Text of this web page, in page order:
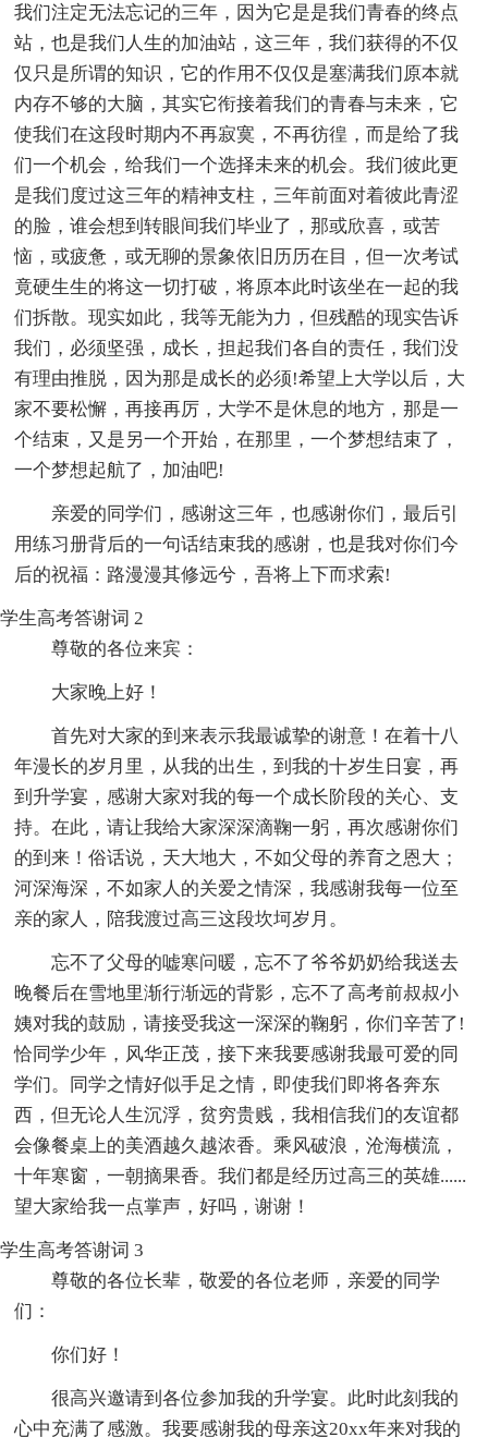
我们注定无法忘记的三年，因为它是是我们青春的终点
站，也是我们人生的加油站，这三年，我们获得的不仅
仅只是所谓的知识，它的作用不仅仅是塞满我们原本就
内存不够的大脑，其实它衔接着我们的青春与未来，它
使我们在这段时期内不再寂寞，不再彷徨，而是给了我
们一个机会，给我们一个选择未来的机会。我们彼此更
是我们度过这三年的精神支柱，三年前面对着彼此青涩
的脸，谁会想到转眼间我们毕业了，那或欣喜，或苦
恼，或疲惫，或无聊的景象依旧历历在目，但一次考试
竟硬生生的将这一切打破，将原本此时该坐在一起的我
们拆散。现实如此，我等无能为力，但残酷的现实告诉
我们，必须坚强，成长，担起我们各自的责任，我们没
有理由推脱，因为那是成长的必须!希望上大学以后，大
家不要松懈，再接再厉，大学不是休息的地方，那是一
个结束，又是另一个开始，在那里，一个梦想结束了，
一个梦想起航了，加油吧!
亲爱的同学们，感谢这三年，也感谢你们，最后引
用练习册背后的一句话结束我的感谢，也是我对你们今
后的祝福：路漫漫其修远兮，吾将上下而求索!
学生高考答谢词 2
尊敬的各位来宾：
大家晚上好！
首先对大家的到来表示我最诚挚的谢意！在着十八
年漫长的岁月里，从我的出生，到我的十岁生日宴，再
到升学宴，感谢大家对我的每一个成长阶段的关心、支
持。在此，请让我给大家深深滴鞠一躬，再次感谢你们
的到来！俗话说，天大地大，不如父母的养育之恩大；
河深海深，不如家人的关爱之情深，我感谢我每一位至
亲的家人，陪我渡过高三这段坎坷岁月。
忘不了父母的嘘寒问暖，忘不了爷爷奶奶给我送去
晚餐后在雪地里渐行渐远的背影，忘不了高考前叔叔小
姨对我的鼓励，请接受我这一深深的鞠躬，你们辛苦了!
恰同学少年，风华正茂，接下来我要感谢我最可爱的同
学们。同学之情好似手足之情，即使我们即将各奔东
西，但无论人生沉浮，贫穷贵贱，我相信我们的友谊都
会像餐桌上的美酒越久越浓香。乘风破浪，沧海横流，
十年寒窗，一朝摘果香。我们都是经历过高三的英雄......
望大家给我一点掌声，好吗，谢谢！
学生高考答谢词 3
尊敬的各位长辈，敬爱的各位老师，亲爱的同学
们：
你们好！
很高兴邀请到各位参加我的升学宴。此时此刻我的
心中充满了感激。我要感谢我的母亲这20xx年来对我的